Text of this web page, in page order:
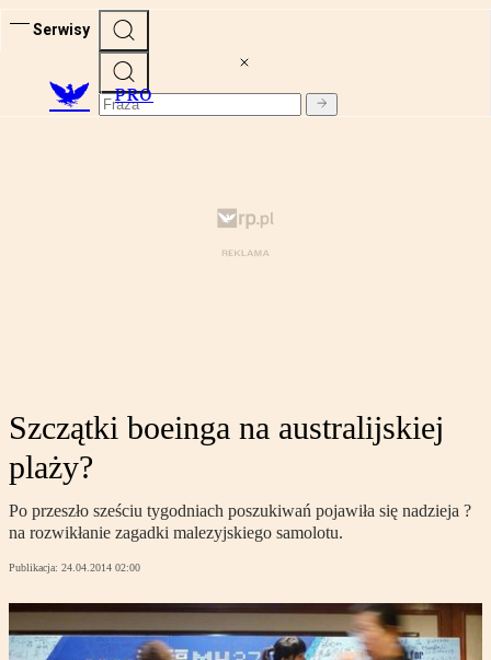
Serwisy
PRO
Szczątki boeinga na australijskiej
plaży?
Po przeszło sześciu tygodniach poszukiwań pojawiła się nadzieja ?
na rozwikłanie zagadki malezyjskiego samolotu.
Publikacja: 24.04.2014 02:00